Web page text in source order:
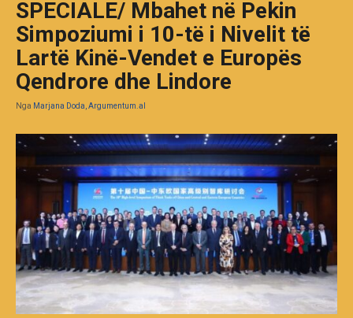
SPECIALE/ Mbahet në Pekin
Simpoziumi i 10-të i Nivelit të
Lartë Kinë-Vendet e Europës
Qendrore dhe Lindore
Nga Marjana Doda, Argumentum.al